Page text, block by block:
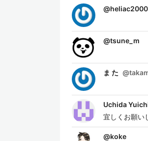
@heliac2000
@tsune_m
ま た @
Uchida
宜しくお願い
@koke